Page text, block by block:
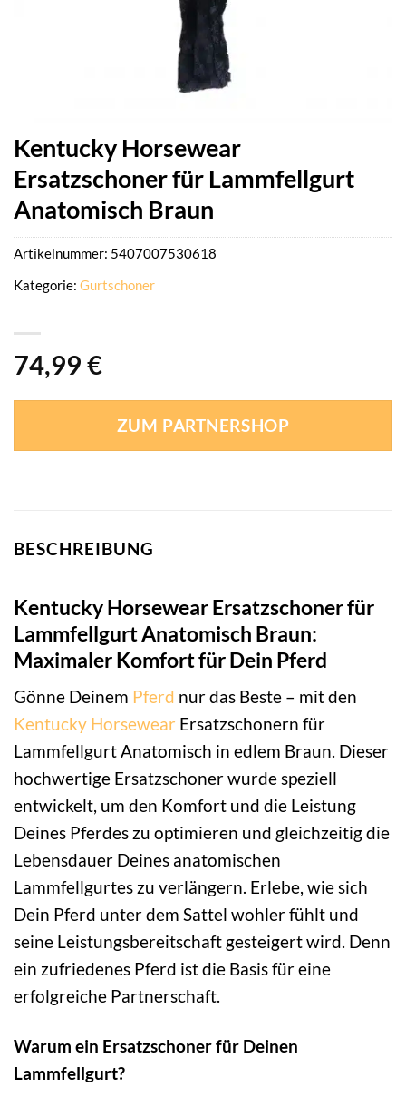
Kentucky Horsewear
Ersatzschoner für Lammfellgurt
Anatomisch Braun
74,99 €
ZUM PARTNERSHOP
Artikelnummer: 5407007530618
Kategorie: Gurtschoner
BESCHREIBUNG
Kentucky Horsewear Ersatzschoner für
Lammfellgurt Anatomisch Braun:
Maximaler Komfort für Dein Pferd
Gönne Deinem Pferd nur das Beste – mit den
Kentucky Horsewear Ersatzschonern für
Lammfellgurt Anatomisch in edlem Braun. Dieser
hochwertige Ersatzschoner wurde speziell
entwickelt, um den Komfort und die Leistung
Deines Pferdes zu optimieren und gleichzeitig die
Lebensdauer Deines anatomischen
Lammfellgurtes zu verlängern. Erlebe, wie sich
Dein Pferd unter dem Sattel wohler fühlt und
seine Leistungsbereitschaft gesteigert wird. Denn
ein zufriedenes Pferd ist die Basis für eine
erfolgreiche Partnerschaft.
Warum ein Ersatzschoner für Deinen
Lammfellgurt?